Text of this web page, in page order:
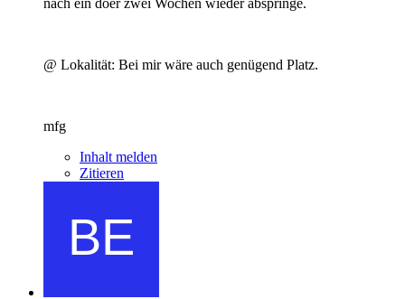
@ Lokalität: Bei mir wäre auch genügend Platz.
mfg
Inhalt melden
Zitieren